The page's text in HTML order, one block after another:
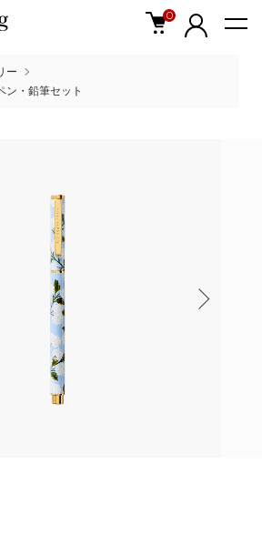
0
ー
ン・鉛筆セット